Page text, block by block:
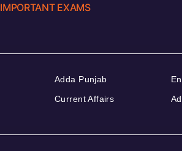
IMPORTANT EXAMS
Adda Punjab
Current Affairs